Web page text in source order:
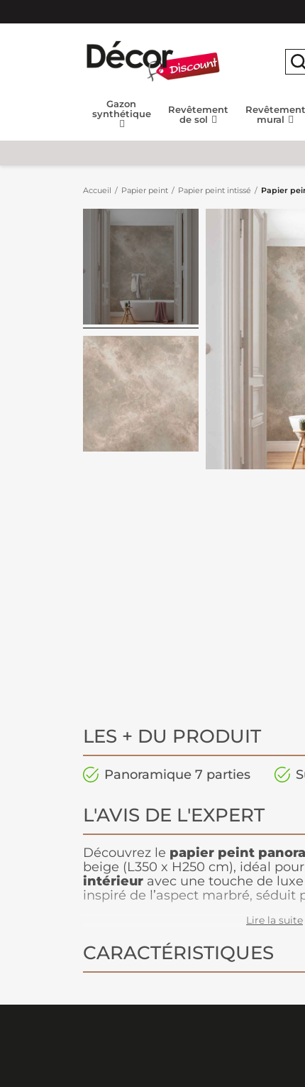
Gazon
synthétique
Revêtement
de sol
Revêtement
mural
Accueil Papier peint Papier peint intissé Papier
LES + DU PRODUIT
Panoramique 7 parties
L'AVIS DE L'EXPERT
Découvrez le papier peint
beige (L350 x H250 cm), idéal pour
intérieur avec une touche de
inspiré de l’aspect marbré, séduit
parfaitement à tous les styles de
composition en intissé , ce
habiller les grandes surfaces
Lire la suite
CARACTÉRISTIQUES